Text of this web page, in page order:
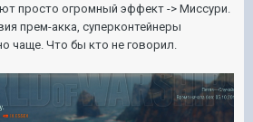
просто огромный эффект -> Миссури.
прем-акка, суперконтейнеры
чаще. Что бы кто не говорил.